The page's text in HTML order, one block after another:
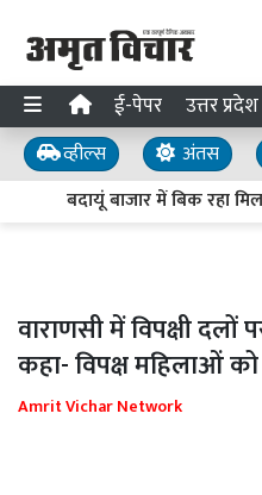
ई-पेपर उत्तर प्रदेश
व्हील्स अंतस
बदायूं बाजार में बिक रहा
वाराणसी में विपक्षी
कहा- विपक्ष महिलाओं
Amrit Vichar Network